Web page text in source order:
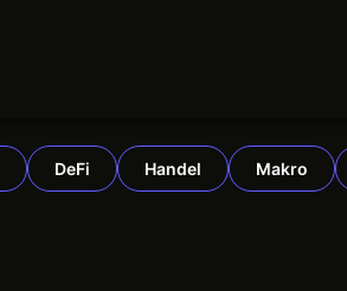
DeFi Handel Makro